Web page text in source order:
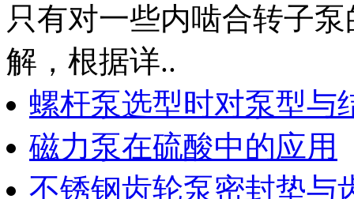
只有对一些内啮合转子
解，根据详..
螺杆泵选型时对泵型与
磁力泵在硫酸中的应用
不锈钢齿轮泵密封垫与